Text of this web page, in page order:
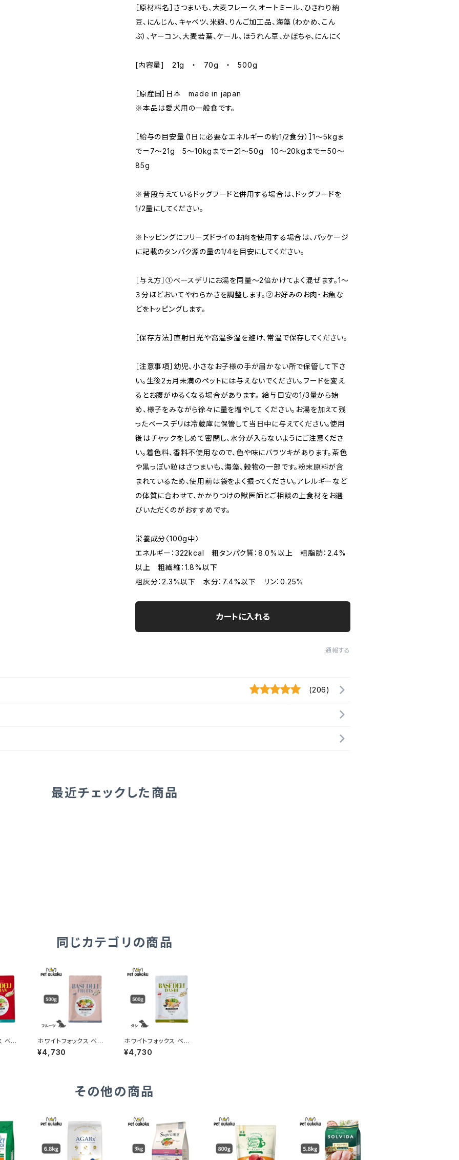
［原材料名］さつまいも、大麦フレーク、オートミール、ひきわり納
豆、にんじん、キャベツ、米麹、りんご加工品、海藻（わかめ、こん
ぶ）、ヤーコン、大麦若葉、ケール、ほうれん草、かぼちゃ、にんにく
[内容量] 21g ・ 70g ・ 500g
［原産国］日本 made in japan
※本品は愛犬用の一般食です。
［給与の目安量（1日に必要なエネルギーの約1/2食分）］1〜5kgま
で＝7〜21g 5〜10kgまで＝21〜50g 10〜20kgまで＝50〜
85g
※普段与えているドッグフードと併用する場合は、ドッグフードを
1/2量にしてください。
※トッピングにフリーズドライのお肉を使用する場合は、パッケージ
に記載のタンパク源の量の1/4を目安にしてください。
［与え方］①ベースデリにお湯を同量〜2倍かけてよく混ぜます。1〜
３分ほどおいてやわらかさを調整します。②お好みのお肉・お魚な
どをトッピングします。
［保存方法］直射日光や高温多湿を避け、常温で保存してください。
［注意事項］幼児、小さなお子様の手が届かない所で保管して下さ
い。生後2ヵ月未満のペットには与えないでください。フードを変え
るとお腹がゆるくなる場合があります。 給与目安の1/3量から始
め、様子をみながら徐々に量を増やして ください。お湯を加えて残
ったベースデリは冷蔵庫に保管して当日中に与えてください。使用
後はチャックをしめて密閉し、水分が入らないようにご注意くださ
い。着色料、香料不使用なので、色や味にバラツキがあります。茶色
や黒っぽい粒はさつまいも、海藻、穀物の一部です。粉末原料が含
まれているため、使用前は袋をよく振ってください。アレルギーなど
の体質に合わせて、かかりつけの獣医師とご相談の上食材をお選
びいただくのがおすすめです。
栄養成分〈100g中〉
エネルギー：322kcal 粗タンパク質：8.0%以上 粗脂肪：2.4%
以上 粗繊維：1.8%以下
粗灰分：2.3%以下 水分：7.4%以下 リン：0.25%
カートに入れる
通報する
(206)
最近チェックした商品
同じカテゴリの商品
ベー
ホワイトフォックス ベー
スデリ フルーツ 500g
4562159070175
¥4,730
ホワイトフォックス ベー
スデリ ダシ 500g 456
2159070274
¥4,730
その他の商品